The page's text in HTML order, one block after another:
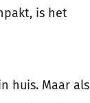
is het
huis. Maar als